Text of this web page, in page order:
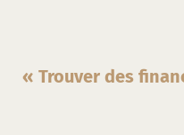
« Trouver des